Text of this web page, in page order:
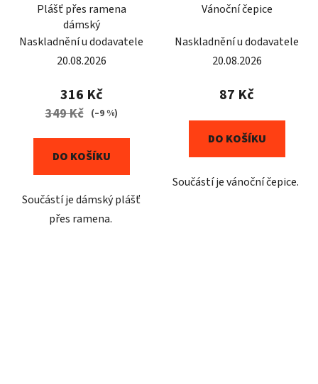
Plášť přes ramena
dámský
Naskladnění u dodavatele
20.08.2026
316 Kč
349 Kč (–9 %)
DO KOŠÍKU
Součástí je dámský plášť
přes ramena.
Vánoční čepice
Naskladnění u dodavatele
20.08.2026
87 Kč
DO KOŠÍKU
Součástí je vánoční čepice.